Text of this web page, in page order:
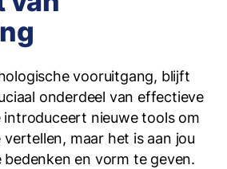
vooruitgang, blijft
onderdeel van effectieve
introduceert nieuwe tools om
maar het is aan jou
bedenken en vorm te geven.